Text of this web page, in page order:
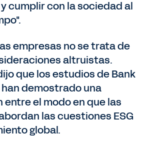
cumplir con la sociedad al
empresas no se trata de
altruistas.
que los estudios de Bank
demostrado una
el modo en que las
las cuestiones ESG
global.